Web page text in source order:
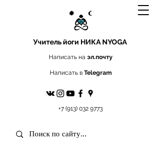
Учитель йоги НИКА NYOGA
Написать на эл.почту
Написать в Telegram
+7 (913) 032 9773